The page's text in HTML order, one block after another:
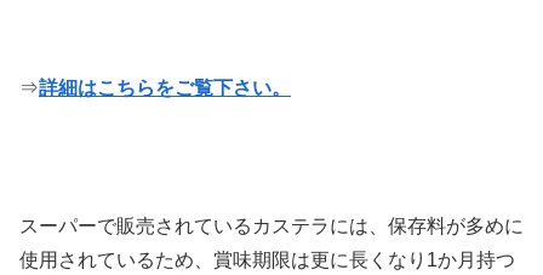
⇒詳細はこちらをご覧下さい。
スーパーで販売されているカステラには、保存料が多めに
使用されているため、賞味期限は更に長くなり1か月持つ